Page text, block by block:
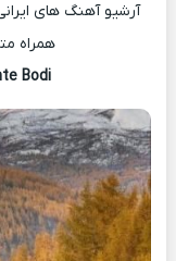
آرشیو آهنگ های
همراه
Bodi